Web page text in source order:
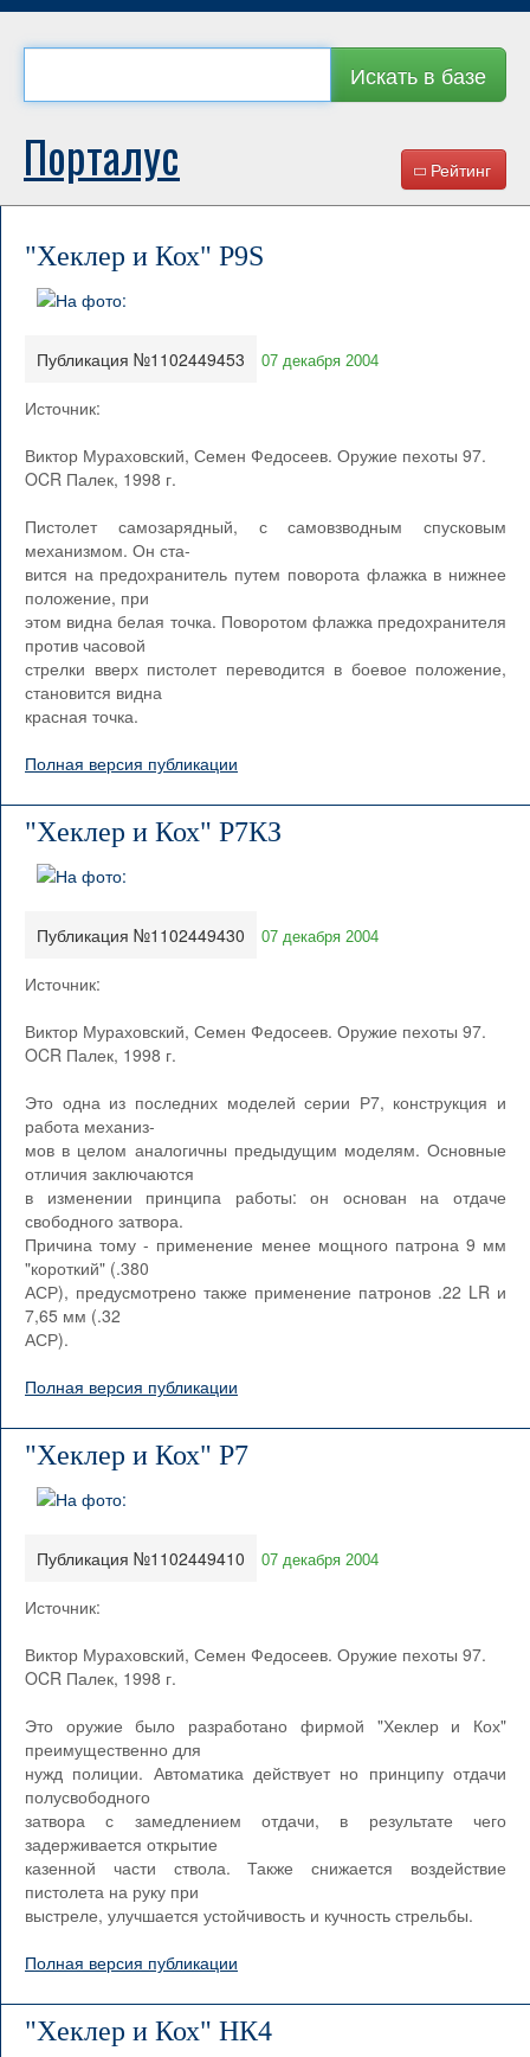
Искать в базе
Рейтинг
Порталус
"Хеклер и Кох" P9S
Публикация №1102449453 07 декабря 2004
Источник:
Виктор Мураховский, Семен Федосеев. Оружие пехоты 97.
OCR Палек, 1998 г.
Пистолет самозарядный, с самовзводным спусковым
механизмом. Он ста-
вится на предохранитель путем поворота флажка в нижнее
положение, при
этом видна белая точка. Поворотом флажка предохранителя
против часовой
стрелки вверх пистолет переводится в боевое положение,
становится видна
красная точка.
Полная версия публикации
"Хеклер и Кох" Р7КЗ
Публикация №1102449430 07 декабря 2004
Источник:
Виктор Мураховский, Семен Федосеев. Оружие пехоты 97.
OCR Палек, 1998 г.
Это одна из последних моделей серии Р7, конструкция и
работа механиз-
мов в целом аналогичны предыдущим моделям. Основные
отличия заключаются
в изменении принципа работы: он основан на отдаче
свободного затвора.
Причина тому - применение менее мощного патрона 9 мм
"короткий" (.380
АСР), предусмотрено также применение патронов .22 LR и
7,65 мм (.32
АСР).
Полная версия публикации
"Хеклер и Кох" Р7
Публикация №1102449410 07 декабря 2004
Источник:
Виктор Мураховский, Семен Федосеев. Оружие пехоты 97.
OCR Палек, 1998 г.
Это оружие было разработано фирмой "Хеклер и Кох"
преимущественно для
нужд полиции. Автоматика действует но принципу отдачи
полусвободного
затвора с замедлением отдачи, в результате чего
задерживается открытие
казенной части ствола. Также снижается воздействие
пистолета на руку при
выстреле, улучшается устойчивость и кучность стрельбы.
Полная версия публикации
"Хеклер и Кох" НК4